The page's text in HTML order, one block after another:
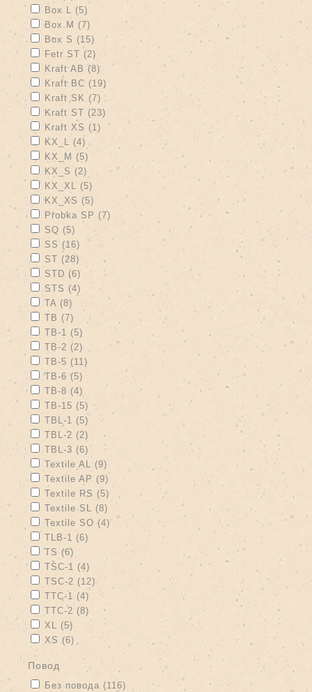
Apply Box L filter
Box L (5)
Apply Box M filter
Box M (7) Apply Box M filter
Apply Box S filter
Box S (15) Apply Box S filter
Apply Fetr ST filter
Fetr ST (2)
Apply Kraft AB filter
Kraft AB (8) Apply Kraft AB filter
Apply Kraft BC filter
Kraft BC (19)
Apply Kraft SK filter
Kraft SK (7) Apply Kraft SK filter
Apply Kraft ST filter
Kraft ST (23)
Apply Kraft XS filter
Kraft XS (1) Apply Kraft XS filter
Apply KX_L filter
KX_L (4)
Apply KX_M filter
KX_M (5)
Apply KX_S filter
KX_S (2) Apply KX_S filter
Apply KX_XL filter
KX_XL (5)
Apply KX_XS filter
KX_XS (5) Apply KX_XS filter
Apply Probka SP filter
Probka SP (7) Apply Probka SP filter
Apply SQ filter
SQ (5) Apply SQ filter
Apply SS filter
SS (16) Apply SS filter
Apply ST filter
ST (28) Apply ST filter
Apply STD filter
STD (6) Apply STD filter
Apply STS filter
STS (4)
Apply TA filter
TA (8) Apply TA filter
Apply TB filter
TB (7)
Apply TB-1 filter
TB-1 (5)
Apply TB-2 filter
TB-2 (2) Apply TB-2 filter
Apply TB-5 filter
TB-5 (11)
Apply TB-6 filter
TB-6 (5) Apply TB-6 filter
Apply TB-8 filter
TB-8 (4) Apply TB-8 filter
Apply TB-15 filter
TB-15 (5) Apply TB-15 filter
Apply TBL-1 filter
TBL-1 (5)
Apply TBL-2 filter
TBL-2 (2) Apply TBL-2 filter
Apply TBL-3 filter
TBL-3 (6) Apply TBL-3 filter
Apply Textile AL filter
Textile AL (9)
Apply Textile AP filter
Textile AP (9)
Apply Textile RS filter
Textile RS (5) Apply Textile RS filter
Apply Textile SL filter
Textile SL (8) Apply Textile SL filter
Apply Textile SO filter
Textile SO (4)Apply Textile SO filter
Apply TLB-1 filter
TLB-1 (6)
Apply TS filter
TS (6) Apply TS filter
Apply TSC-1 filter
TSC-1 (4) Apply TSC-1 filter
Apply TSC-2 filter
TSC-2 (12) Apply TSC-2 filter
Apply TTC-1 filter
TTC-1 (4)
Apply TTC-2 filter
TTC-2 (8) Apply TTC-2 filter
Apply XL filter
XL (5) Apply XL filter
Apply XS filter
XS (6)
повод
Apply Без повода filter
Без повода (116) Apply Без повода filter